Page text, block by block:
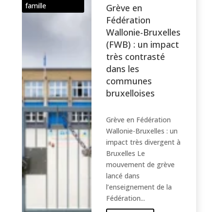
famille
Grève en
Fédération
Wallonie-Bruxelles
(FWB) : un impact
très contrasté
dans les
communes
bruxelloises
Grève en Fédération
Wallonie-Bruxelles : un
impact très divergent à
Bruxelles Le
mouvement de grève
lancé dans
l’enseignement de la
Fédération...